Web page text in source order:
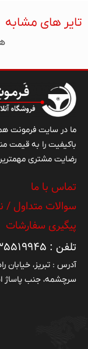
تایر های مشابه
ما در سایت فرمونت
باکیفیت را به قیمت
رضایت مشتری
تماس با ما
سوالات متداول /
پیگیری سفارشات
تلفن : ۳۵۵۱۹۹۴۵-۰۴۱
آدرس : تبریز، خیابان
سرچشمه، جنب پاساژ